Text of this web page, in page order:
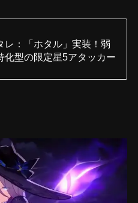
レ：「ホタル」実装！弱
化型の限定星5アタッカー